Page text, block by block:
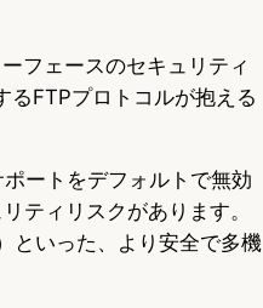
フェースのセキュリティ
るFTPプロトコルが抱える
ートをデフォルトで無効
ティリスクがあります。
といった、より安全で多機